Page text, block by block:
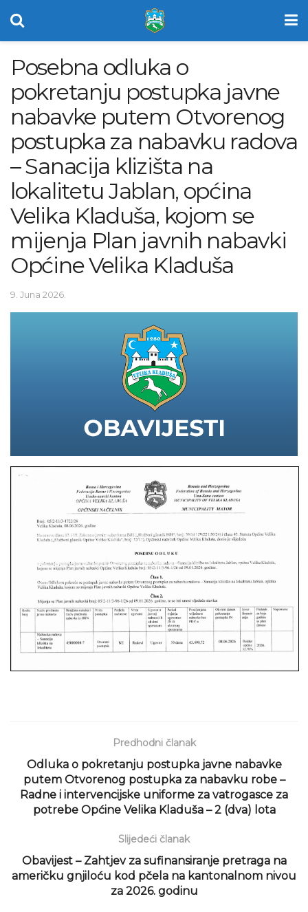
Posebna odluka o
pokretanju postupka javne
nabavke putem Otvorenog
postupka za nabavku radova
– Sanacija klizišta na
lokalitetu Jablan, općina
Velika Kladuša, kojom se
mijenja Plan javnih nabavki
Općine Velika Kladuša
9. Juna 2026.
Predhodni članak
Odluka o pokretanju postupka javne nabavke
putem Otvorenog postupka za nabavku robe –
Radne i intervencijske uniforme za vatrogasce za
potrebe Općine Velika Kladuša – 2 (dva) lota
Slijedeći članak
Obavijest – Zahtjev za sufinansiranje pretraga na
američku gnjiloću kod pčela na kantonalnom nivou
za 2026. godinu